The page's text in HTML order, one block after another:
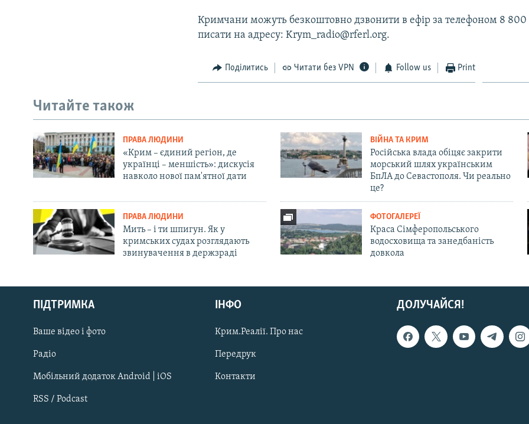
Русский
Qırımtatar
ДОЛУЧАЙСЯ!
Кримчани можуть безкоштовно дзвонити в ефір за телефоном 8 800
писати на адресу: Krym_radio@rferl.org.
Поділитись Читати без VPN Follow us Print
Читайте також
ПРАВА ЛЮДИНИ
«Крим – єдиний регіон, де
українці – меншість»: дискусія
навколо нової пам'ятної дати
ВІЙНА ТА КРИМ
Російська влада обіцяє закрити
морський шлях українським
БпЛА до Севастополя. Чи реально
це?
ПРАВА ЛЮДИНИ
Мить – і ти шпигун. Як у
кримських судах розглядають
звинувачення в держзраді
ФОТОГАЛЕРЕЇ
Краса Сімферопольського
водосховища та занедбаність
довкола
ДОЛУЧАЙСЯ!
ПІДТРИМКА
Ваше відео і фото
Радіо
Мобільний додаток Android | iOS
RSS / Podcast
ІНФО
Крим.Реалії. Про нас
Передрук
Контакти